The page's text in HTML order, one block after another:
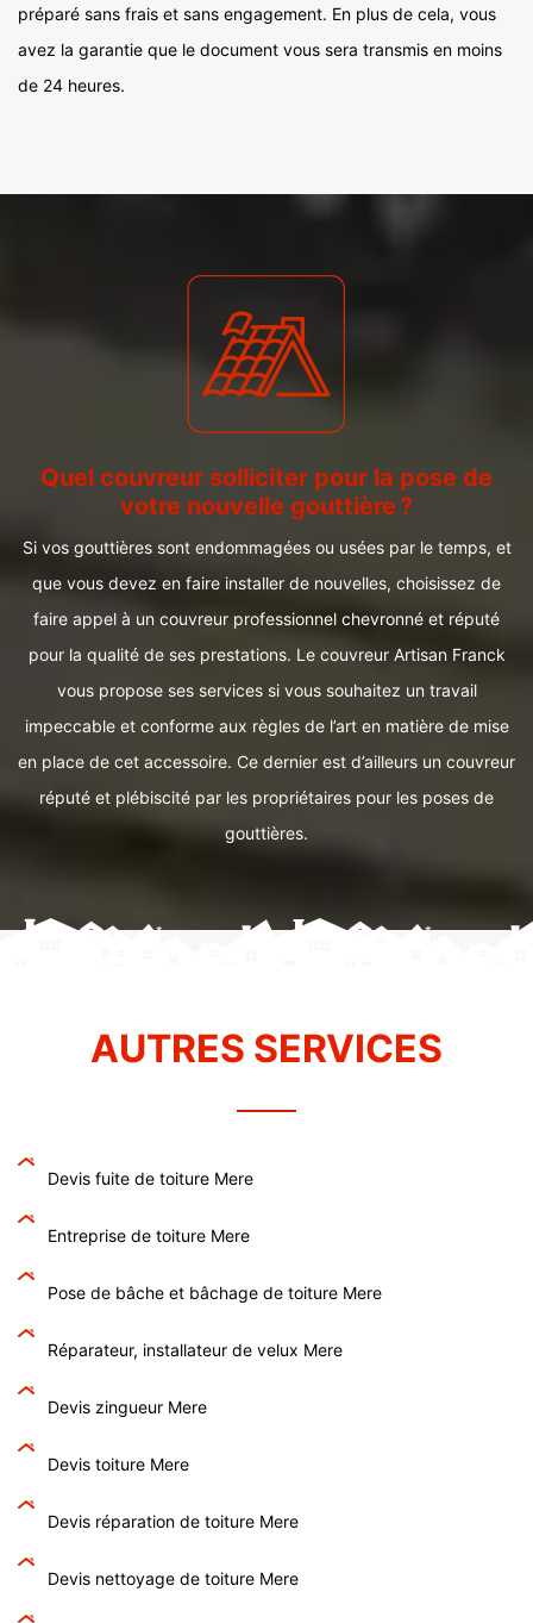
préparé sans frais et sans engagement. En plus de cela, vous
avez la garantie que le document vous sera transmis en moins
de 24 heures.
Quel couvreur solliciter pour la pose de
votre nouvelle gouttière ?
Si vos gouttières sont endommagées ou usées par le temps, et
que vous devez en faire installer de nouvelles, choisissez de
faire appel à un couvreur professionnel chevronné et réputé
pour la qualité de ses prestations. Le couvreur Artisan Franck
vous propose ses services si vous souhaitez un travail
impeccable et conforme aux règles de l’art en matière de mise
en place de cet accessoire. Ce dernier est d’ailleurs un couvreur
réputé et plébiscité par les propriétaires pour les poses de
gouttières.
AUTRES SERVICES
Devis fuite de toiture Mere
Entreprise de toiture Mere
Pose de bâche et bâchage de toiture Mere
Réparateur, installateur de velux Mere
Devis zingueur Mere
Devis toiture Mere
Devis réparation de toiture Mere
Devis nettoyage de toiture Mere